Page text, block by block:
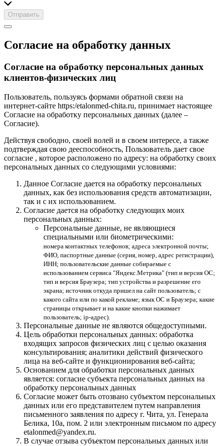
Отправить
Согласие на обработку данных
Согласие на обработку персональных данных
клиентов-физических лиц
Пользователь, пользуясь формами обратной связи на
интернет-сайте https:/etalonmed-chita.ru, принимает настоящее
Согласие на обработку персональных данных (далее –
Согласие).
Действуя свободно, своей волей и в своем интересе, а также
подтверждая свою дееспособность, Пользователь дает свое
согласие , которое расположено по адресу: на обработку своих
персональных данных со следующими условиями:
Данное Согласие дается на обработку персональных
данных, как без использования средств автоматизации,
так и с их использованием.
Согласие дается на обработку следующих моих
персональных данных:
Персональные данные, не являющиеся
специальными или биометрическими:
номера контактных телефонов; адреса электронной почты;
ФИО, паспортные данные (серия, номер, адрес регистрации),
ИНН; пользовательские данные собираемые с
использованием сервиса "Яндекс.Метрика" (тип и версия ОС;
тип и версия Браузера; тип устройства и разрешение его
экрана; источник откуда пришел на сайт пользователь; с
какого сайта или по какой рекламе; язык ОС и Браузера; какие
страницы открывает и на какие кнопки нажимает
пользователь; ip-адрес).
Персональные данные не являются общедоступными.
Цель обработки персональных данных: обработка
входящих запросов физических лиц с целью оказания
консультирования; аналитики действий физического
лица на веб-сайте и функционирования веб-сайта;
Основанием для обработки персональных данных
является: согласие субъекта персональных данных на
обработку персональных данных
Согласие может быть отозвано субъектом персональных
данных или его представителем путем направления
письменного заявления по адресу г. Чита, ул. Генерала
Белика, 10а, пом. 2 или электронным письмом по адресу
etalonmed@yandex.ru.
В случае отзыва субъектом персональных данных или